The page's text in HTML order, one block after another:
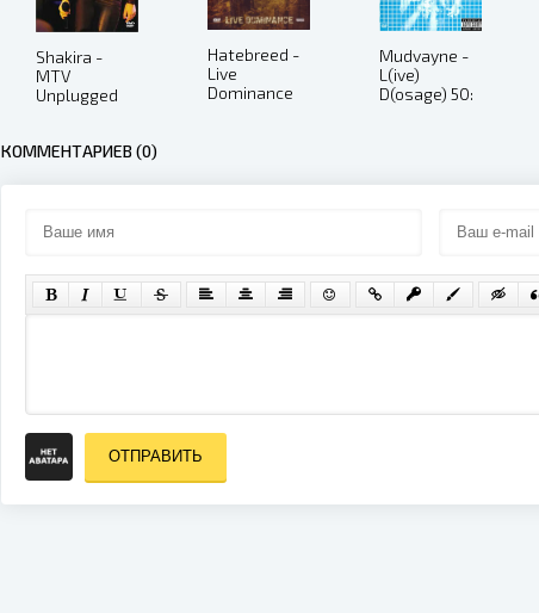
Shakira -
MTV
Unplugged
Hatebreed -
Live
Dominance
Mudvayne -
L(ive)
D(osage) 50:
КОММЕНТАРИЕВ (0)
ОТПРАВИТЬ